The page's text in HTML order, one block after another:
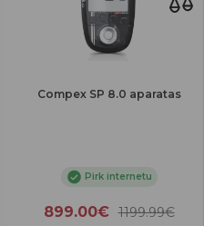
Compex SP 8.0 aparatas
Pirk internetu
899.00€ 1199.99€